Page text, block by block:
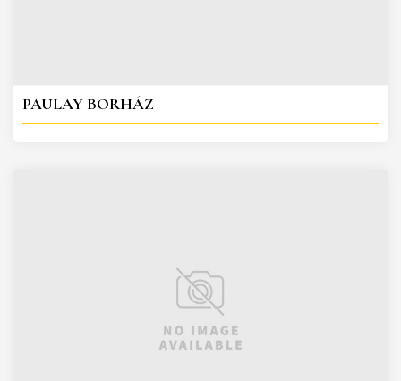
PAULAY BORHÁZ